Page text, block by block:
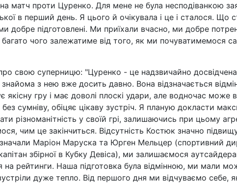
матч проти Цуренко. Для мене не була несподіванкою
в перший день. Я цього й очікувала і це і сталося. Що
добре підготовлені. Ми приїхали вчасно, ми добре
чого залежатиме від того, як ми почуватимемося
свою суперницю: "Цуренко - це надзвичайно досвідчена
з нею вже досить давно. Вона відзначається
гру і має доволі плоскі удари, але водночас може
сумніву, обіцяє цікаву зустріч. Я планую докласти
різноманітність у своїй грі, залишаючись при цьому
чим це закінчиться. Відсутність Костюк значно
Маріон Маруска та Юрген Мельцер (спортивний
збірної в Кубку Девіса), ми залишаємося
на рейтинги. Наша підготовка була відмінною, ми мали
дуже тепло. Від першого дня ми відчуваємо себе,